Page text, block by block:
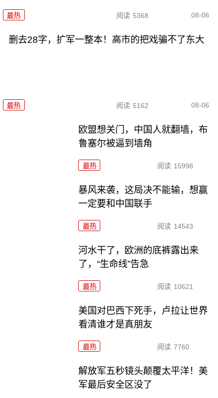
最热 阅读 5368 08-06
删去28字，扩军一整本！高市的把戏骗不了东大
最热 阅读 5162 08-06
欧盟想关门，中国人就翻墙，布
鲁塞尔被逼到墙角
最热 阅读 15998
暴风来袭，这局决不能输，想赢
一定要和中国联手
最热 阅读 14543
河水干了，欧洲的底裤露出来
了，“生命线”告急
最热 阅读 10621
美国对巴西下死手，卢拉让世界
看清谁才是真朋友
最热 阅读 7760
解放军五秒镜头颠覆太平洋！美
军最后安全区没了